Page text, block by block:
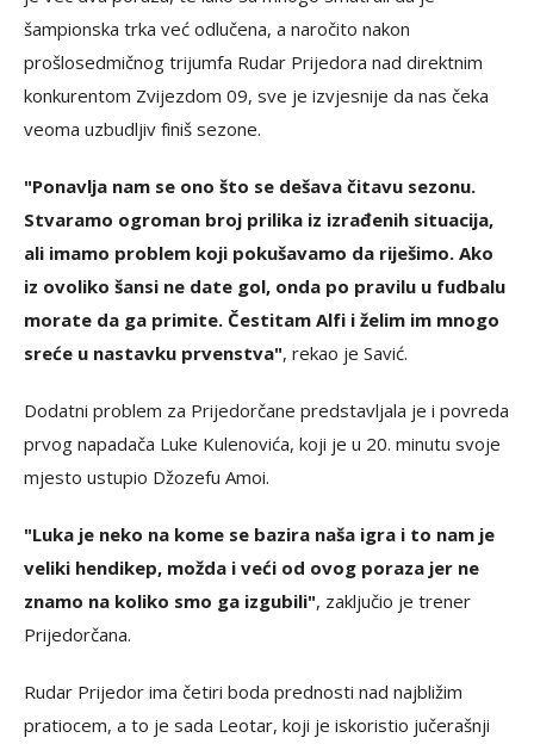
šampionska trka već odlučena, a naročito nakon
prošlosedmičnog trijumfa Rudar Prijedora nad direktnim
konkurentom Zvijezdom 09, sve je izvjesnije da nas čeka
veoma uzbudljiv finiš sezone.
"Ponavlja nam se ono što se dešava čitavu sezonu.
Stvaramo ogroman broj prilika iz izrađenih situacija,
ali imamo problem koji pokušavamo da riješimo. Ako
iz ovoliko šansi ne date gol, onda po pravilu u fudbalu
morate da ga primite. Čestitam Alfi i želim im mnogo
sreće u nastavku prvenstva", rekao je Savić.
Dodatni problem za Prijedorčane predstavljala je i povreda
prvog napadača Luke Kulenovića, koji je u 20. minutu svoje
mjesto ustupio Džozefu Amoi.
"Luka je neko na kome se bazira naša igra i to nam je
veliki hendikep, možda i veći od ovog poraza jer ne
znamo na koliko smo ga izgubili", zaključio je trener
Prijedorčana.
Rudar Prijedor ima četiri boda prednosti nad najbližim
pratiocem, a to je sada Leotar, koji je iskoristio jučerašnji